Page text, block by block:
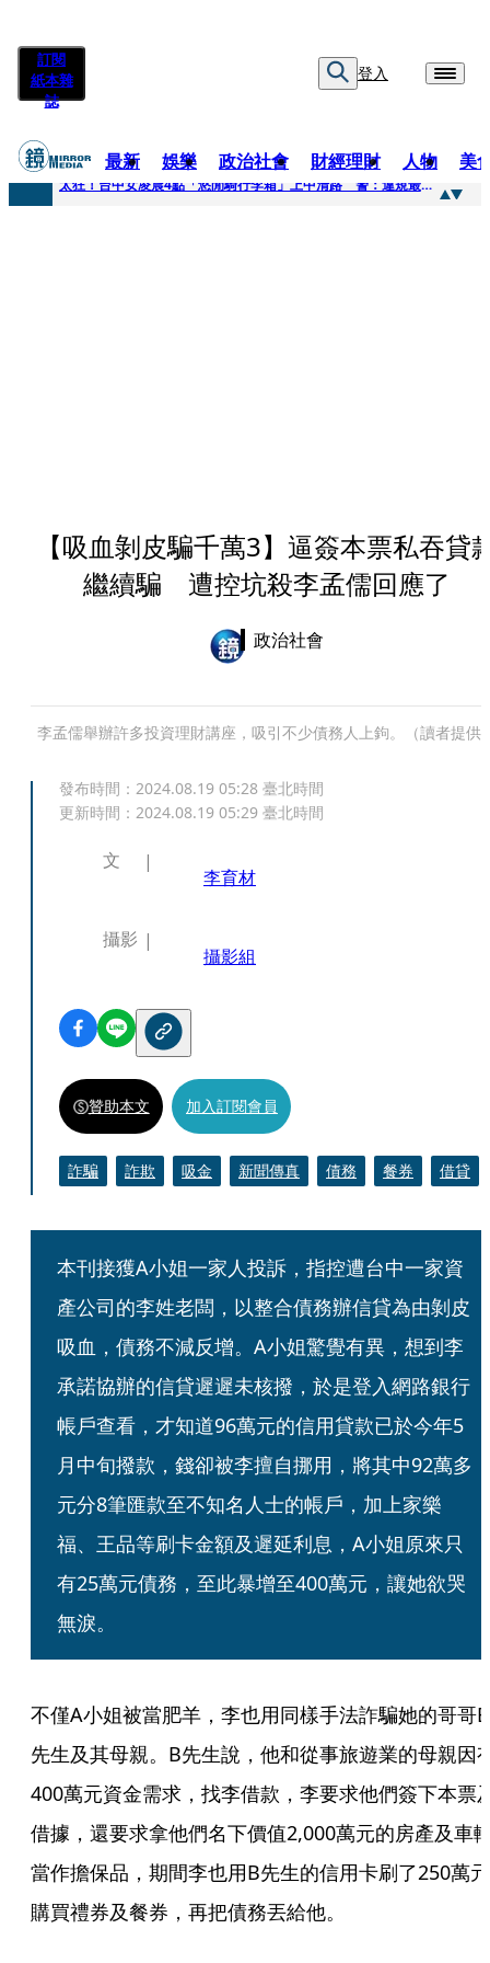
訂閱
紙本雜
誌
登入
最新 娛樂 政治社會 財經理財 人物 美
快訊
太狂！台中女凌晨4點「悠閒騎行李箱」上中清路 警：違規最高罰3600
【吸血剝皮騙千萬3】逼簽本票私吞貸
繼續騙 遭控坑殺李孟儒回應了
政治社會
李孟儒舉辦許多投資理財講座，吸引不少債務人上鉤。（讀者提供
發布時間： 2024.08.19 05:28 臺北時間
更新時間： 2024.08.19 05:29 臺北時間
文
李育材
攝影
攝影組
贊助本文 加入訂閱會員
詐騙 詐欺 吸金 新聞傳真 債務 餐券 借貸
本刊接獲A小姐一家人投訴，指控遭台中一家資
產公司的李姓老闆，以整合債務辦信貸為由剝皮
吸血，債務不減反增。A小姐驚覺有異，想到李
承諾協辦的信貸遲遲未核撥，於是登入網路銀行
帳戶查看，才知道96萬元的信用貸款已於今年5
月中旬撥款，錢卻被李擅自挪用，將其中92萬多
元分8筆匯款至不知名人士的帳戶，加上家樂
福、王品等刷卡金額及遲延利息，A小姐原來只
有25萬元債務，至此暴增至400萬元，讓她欲哭
無淚。
不僅A小姐被當肥羊，李也用同樣手法詐騙她的哥哥B
先生及其母親。B先生說，他和從事旅遊業的母親因
400萬元資金需求，找李借款，李要求他們簽下本票
借據，還要求拿他們名下價值2,000萬元的房產及車
當作擔保品，期間李也用B先生的信用卡刷了250萬元
購買禮券及餐券，再把債務丟給他。